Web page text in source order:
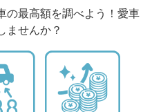
の最高額を調べよう！愛車
ませんか？